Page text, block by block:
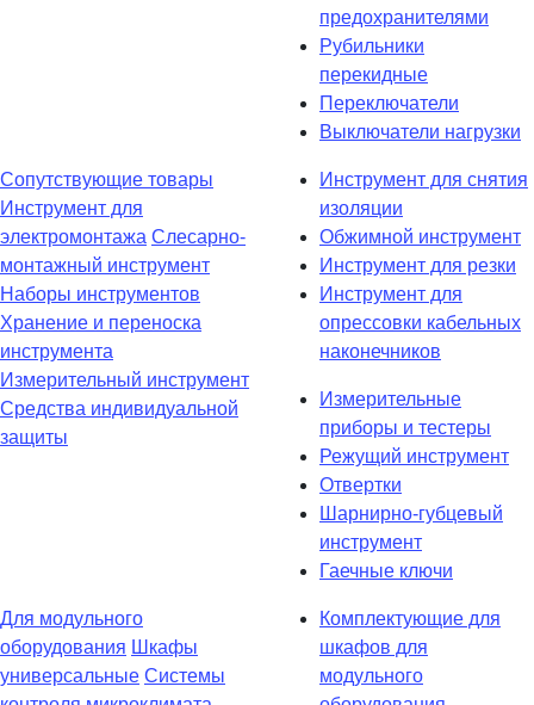
предохранителями
Рубильники
перекидные
Переключатели
Выключатели нагрузки
Сопутствующие товары
Инструмент для
электромонтажа Слесарно-
монтажный инструмент
Наборы инструментов
Хранение и переноска
инструмента
Измерительный инструмент
Средства индивидуальной
защиты
Инструмент для снятия
изоляции
Обжимной инструмент
Инструмент для резки
Инструмент для
опрессовки кабельных
наконечников
Измерительные
приборы и тестеры
Режущий инструмент
Отвертки
Шарнирно-губцевый
инструмент
Гаечные ключи
Для модульного
оборудования Шкафы
универсальные Системы
Комплектующие для
шкафов для
модульного